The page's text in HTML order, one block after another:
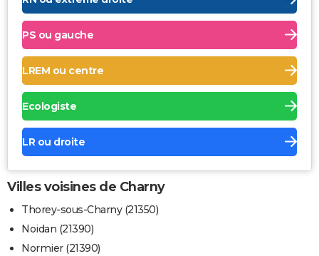
PS ou gauche
LREM ou centre
Ecologiste
LR ou droite
Villes voisines de Charny
Thorey-sous-Charny (21350)
Noidan (21390)
Normier (21390)